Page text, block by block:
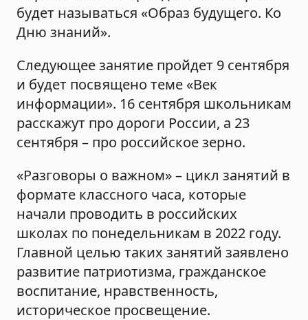
будет называться «Образ будущего. Ко
Дню знаний».
Следующее занятие пройдет 9 сентября
и будет посвящено теме «Век
информации». 16 сентября школьникам
расскажут про дороги России, а 23
сентября – про российское зерно.
«Разговоры о важном» – цикл занятий в
формате классного часа, которые
начали проводить в российских
школах по понедельникам в 2022 году.
Главной целью таких занятий заявлено
развитие патриотизма, гражданское
воспитание, нравственность,
историческое просвещение.